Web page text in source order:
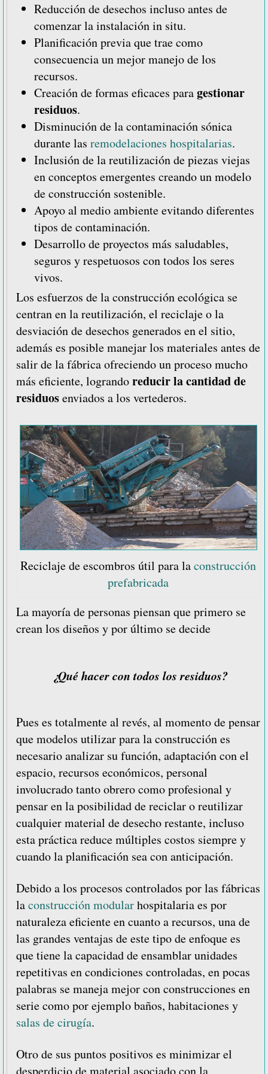
Reducción de desechos incluso antes de
comenzar la instalación in situ.
Planificación previa que trae como
consecuencia un mejor manejo de los
recursos.
Creación de formas eficaces paragestionar
residuos.
Disminución de la contaminación sónica
durante las remodelaciones hospitalarias.
Inclusión de la reutilización de piezas viejas
en conceptos emergentes creando un modelo
de construcción sostenible.
Apoyo al medio ambiente evitando diferentes
tipos de contaminación.
Desarrollo de proyectos más saludables,
seguros y respetuosos con todos los seres
vivos.
Los esfuerzos de la construcción ecológica se
centran en la reutilización, el reciclaje o la
desviación de desechos generados en el sitio,
además es posible manejar los materiales antes de
salir de la fábrica ofreciendo un proceso mucho
más eficiente, lograndoreducir la cantidad de
residuosenviados a los vertederos.
Reciclaje de escombros útil para laconstrucción
prefabricada
La mayoría de personas piensan que primero se
crean los diseños y por último se decide
¿Qué hacer con todos los residuos?
Pues es totalmente al revés, al momentode pensar
que modelos utilizar para la construcción es
necesario analizar su función, adaptación con el
espacio, recursos económicos, personal
involucrado tanto obrero como profesional y
pensar en la posibilidad de reciclar o reutilizar
cualquier material de desecho restante, incluso
esta práctica reduce múltiples costos siempre y
cuando la planificación sea con anticipación.
Debido a los procesos controlados por las fábricas
laconstrucción modularhospitalaria es por
naturaleza eficiente en cuanto a recursos, una de
las grandes ventajas de este tipo de enfoque es
que tiene la capacidad de ensamblar unidades
repetitivas en condiciones controladas, en pocas
palabras se maneja mejor con construcciones en
serie como por ejemplo baños, habitaciones y
salas de cirugía.
Otro de sus puntos positivos es minimizar el